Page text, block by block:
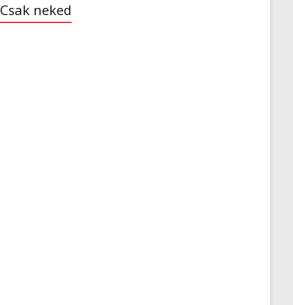
Csak neked